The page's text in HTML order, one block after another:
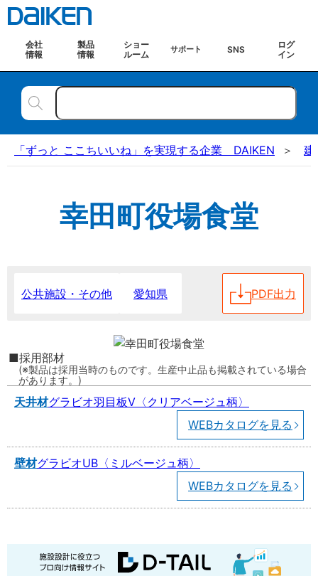
会社
情報
製品
情報
ショー
ルーム
サポート SNS
ログ
イン
「ずっと ここちいいね」を実現する企業 DAIKEN 建
幸田町役場食堂
公共施設・その他 愛知県 PDF出力
採用部材
製品は採用当時のものです。生産中止品も掲載されている場合
があります。
天井材グラビオ羽目板V〈クリアベージュ柄〉
WEBカタログを見る
壁材グラビオUB〈ミルベージュ柄〉
WEBカタログを見る